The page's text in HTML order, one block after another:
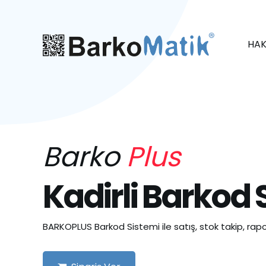
BarkoPlus
Kadirli Barkod
BARKOPLUS Barkod Sistemi ile satış, stok takip,